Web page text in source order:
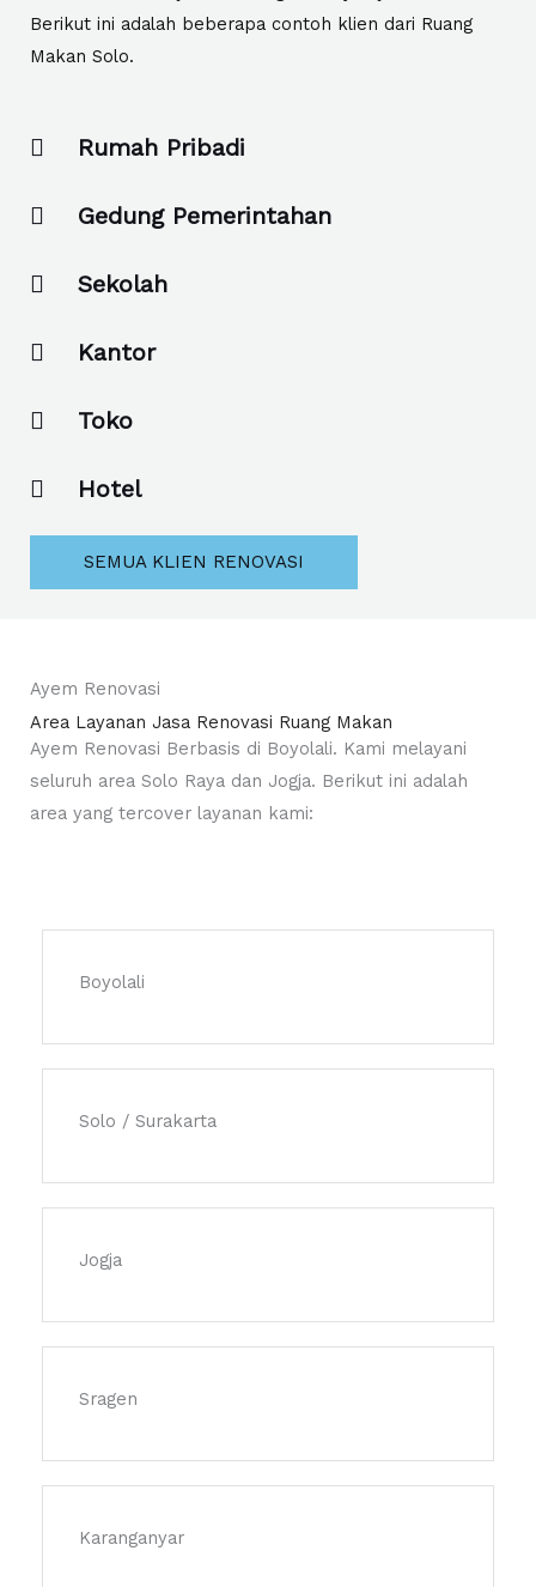
Berikut ini adalah beberapa contoh klien dari Ruang
Makan Solo.
Rumah Pribadi
Gedung Pemerintahan
Sekolah
Kantor
Toko
Hotel
SEMUA KLIEN RENOVASI
Ayem Renovasi
Area Layanan Jasa Renovasi Ruang Makan
Ayem Renovasi Berbasis di Boyolali. Kami melayani
seluruh area Solo Raya dan Jogja. Berikut ini adalah
area yang tercover layanan kami:
Boyolali
Solo / Surakarta
Jogja
Sragen
Karanganyar